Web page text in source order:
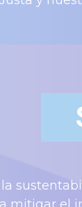
la